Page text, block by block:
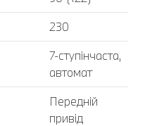
230
7-ступінчаста,
автомат
Передній
привід